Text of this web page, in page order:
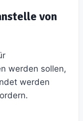
von
werden sollen,
werden